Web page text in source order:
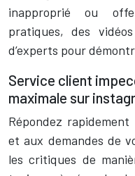
inapproprié ou
pratiques, des
d’experts pour
Service client
maximale sur
Répondez
et aux demandes de
les critiques de